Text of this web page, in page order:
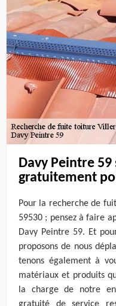
Davy Peintre 59
gratuitement
Pour la recherche de
59530 ; pensez à faire
Davy Peintre 59. Et
proposons de nous
tenons également à
matériaux et produits
la charge de notre